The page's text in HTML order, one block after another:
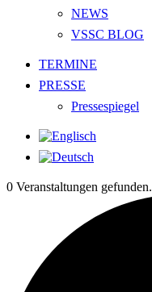
NEWS
VSSC BLOG
TERMINE
PRESSE
Pressespiegel
0 Veranstaltungen gefunden.